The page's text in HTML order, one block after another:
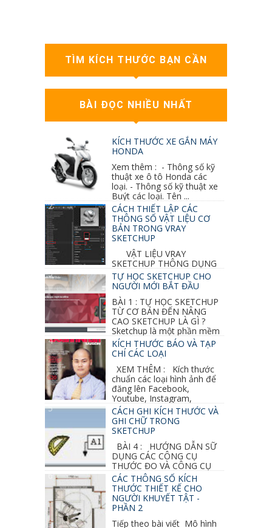
TÌM KÍCH THƯỚC BẠN CẦN
BÀI ĐỌC NHIỀU NHẤT
KÍCH THƯỚC XE GẮN MÁY
HONDA
Xem thêm : - Thông số kỹ
thuật xe ô tô Honda các
loại. - Thông số kỹ thuật xe
Buýt các loại. Tên ...
CÁCH THIẾT LẬP CÁC
THÔNG SỐ VẬT LIỆU CƠ
BẢN TRONG VRAY
SKETCHUP
VẬT LIỆU VRAY
SKETCHUP THÔNG DỤNG
NHẤT 1. VẬT LIỆU VRAY INOX BÓNG: ●
Diffuse : đen ● Reflection color ...
TỰ HỌC SKETCHUP CHO
NGƯỜI MỚI BẮT ĐẦU
BÀI 1 : TỰ HỌC SKETCHUP
TỪ CƠ BẢN ĐẾN NÂNG
CAO SKETCHUP LÀ GÌ ?
Sketchup là một phần mềm
vẽ 3d của Google, nó khá dễ sữ...
KÍCH THƯỚC BÁO VÀ TẠP
CHÍ CÁC LOẠI
XEM THÊM : Kích thước
chuẩn các loại hình ảnh để
đăng lên Facebook,
Youtube, Instagram,
Linkedin, Pinterest...CÁCH GHI KÍCH THƯỚC VÀ
GHI CHỮ TRONG
SKETCHUP
BÀI 4 : HƯỚNG DẪN SỮ
DỤNG CÁC CÔNG CỤ
THƯỚC ĐO VÀ CÔNG CỤ
GHI CHỮ 2D, 3D TRONG SKETCHUP Ở bài
học trước ta đã...
CÁC THÔNG SỐ KÍCH
THƯỚC THIẾT KẾ CHO
NGƯỜI KHUYẾT TẬT -
PHẦN 2
Tiếp theo bài viết Mô hình